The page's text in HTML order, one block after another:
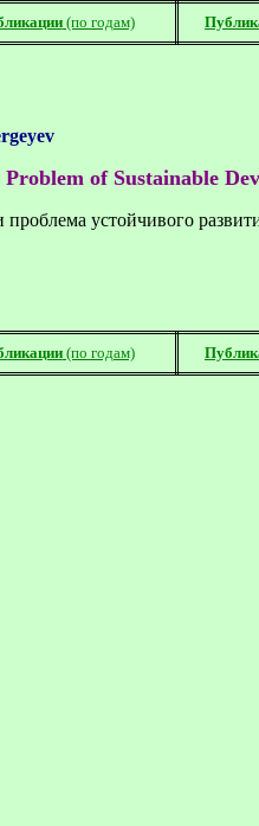
(по годам)
of Sustainable
проблема устойчивого
(по годам)